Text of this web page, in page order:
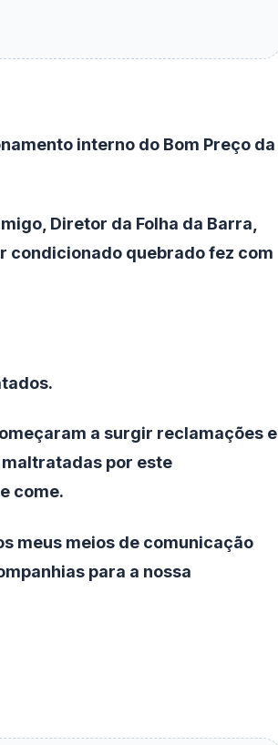
interno do Bom Preço da
Diretor da Folha da Barra,
condicionado quebrado fez com
a surgir reclamações e
por este
come.
meus meios de comunicação
para a nossa